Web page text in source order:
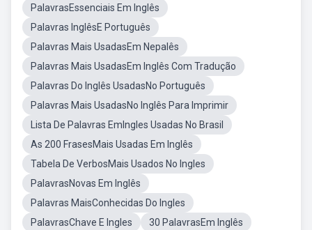
PalavrasEssenciais Em Inglês
Palavras InglêsE Português
Palavras Mais UsadasEm Nepalês
Palavras Mais UsadasEm Inglês Com Tradução
Palavras Do Inglês UsadasNo Português
Palavras Mais UsadasNo Inglês Para Imprimir
Lista De Palavras EmIngles Usadas No Brasil
As 200 FrasesMais Usadas Em Inglês
Tabela De VerbosMais Usados No Ingles
PalavrasNovas Em Inglês
Palavras MaisConhecidas Do Ingles
PalavrasChave E Ingles
30 PalavrasEm Inglês